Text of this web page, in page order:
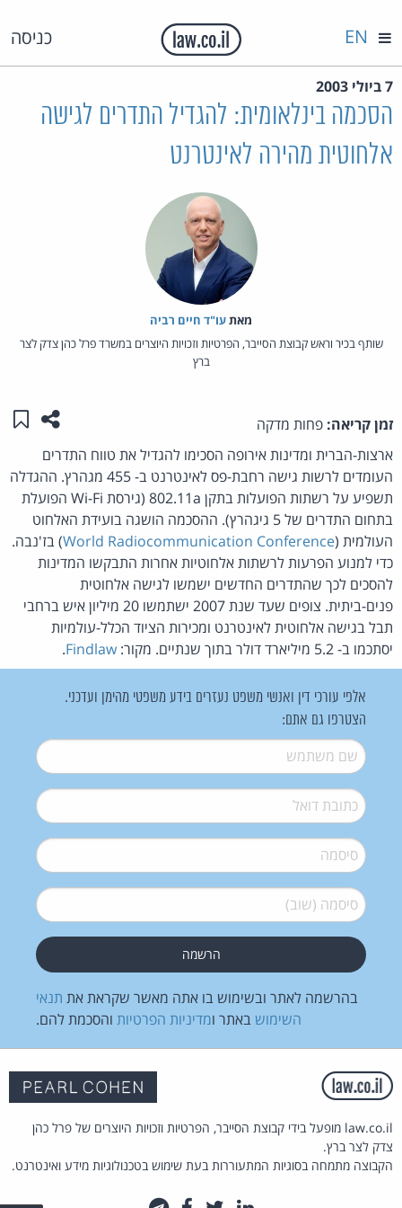
כניסה EN
7 ביולי 2003
הסכמה בינלאומית: להגדיל התדרים לגישה
אלחוטית מהירה לאינטרנט
מאת‏עו"ד חיים רביה
שותף בכיר וראש קבוצת הסייבר, הפרטיות וזכויות היוצרים במשרד פרל כהן צדק לצר
ברץ
זמן קריאה: פחות מדקה שתפו
ארצות-הברית ומדינות אירופה הסכימו להגדיל את טווח התדרים
העומדים לרשות גישה רחבת-פס לאינטרנט ב- 455 מגהרץ. ההגדלה
תשפיע על רשתות הפועלות בתקן 802.11a (גירסת Wi-Fi הפועלת
בתחום התדרים של 5 גיגהרץ). ההסכמה הושגה בועידת האלחוט
העולמית (World Radiocommunication Conference) בז'נבה.
כדי למנוע הפרעות לרשתות אלחוטיות אחרות התבקשו המדינות
להסכים לכך שהתדרים החדשים ישמשו לגישה אלחוטית
פנים-ביתית. צופים שעד שנת 2007 ישתמשו 20 מיליון איש ברחבי
תבל בגישה אלחוטית לאינטרנט ומכירות הציוד הכלל-עולמיות
יסתכמו ב- 5.2 מיליארד דולר בתוך שנתיים. מקור:
Findlaw
.
אלפי עורכי דין ואנשי משפט נעזרים בידע משפטי מהימן ועדכני.
הצטרפו גם אתם:
שם משתמש*
דואל*
סיסמה*
סיסמה (שוב)*
בהרשמה לאתר ובשימוש בו אתה מאשר שקראת את תנאי
השימוש באתר ומדיניות הפרטיות והסכמת להם.
law.co.il מופעל בידי קבוצת הסייבר, הפרטיות וזכויות היוצרים של פרל כהן
צדק לצר ברץ.
הקבוצה מתמחה בסוגיות המתעוררות בעת שימוש בטכנולוגיות מידע ואינטרנט.